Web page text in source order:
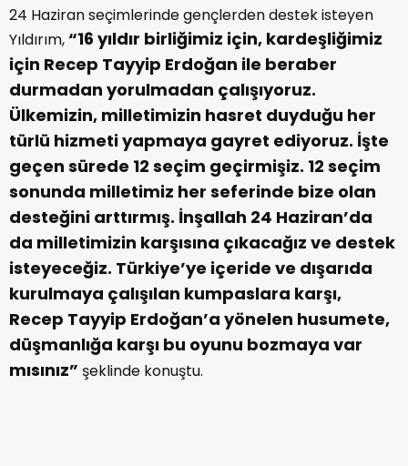
24 Haziran seçimlerinde gençlerden destek isteyen
Yıldırım,“16 yıldır birliğimiz için, kardeşliğimiz
için Recep Tayyip Erdoğan ile beraber
durmadan yorulmadan çalışıyoruz.
Ülkemizin, milletimizin hasret duyduğu her
türlü hizmeti yapmaya gayret ediyoruz. İşte
geçen sürede 12 seçim geçirmişiz. 12 seçim
sonunda milletimiz her seferinde bize olan
desteğini arttırmış. İnşallah 24 Haziran’da
da milletimizin karşısına çıkacağız ve destek
isteyeceğiz. Türkiye’ye içeride ve dışarıda
kurulmaya çalışılan kumpaslara karşı,
Recep Tayyip Erdoğan’a yönelen husumete,
düşmanlığa karşı bu oyunu bozmaya var
mısınız” şeklinde konuştu.